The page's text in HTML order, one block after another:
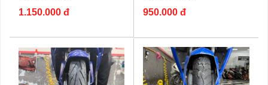
1.150.000 đ
950.000 đ